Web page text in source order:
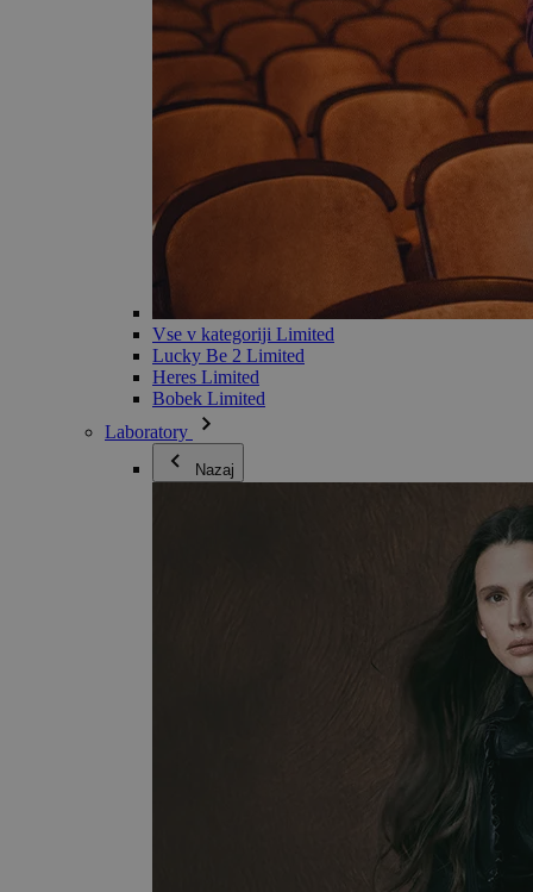
Vse v kategoriji Limited
Lucky Be 2 Limited
Heres Limited
Bobek Limited
Laboratory
Nazaj